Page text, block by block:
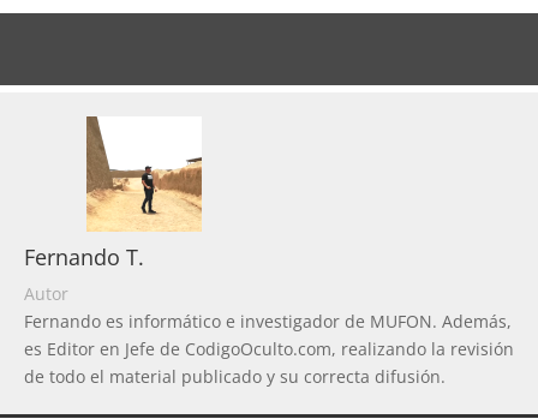
Fernando T.
Autor
Fernando es informático e investigador de MUFON. Además,
es Editor en Jefe de CodigoOculto.com, realizando la revisión
de todo el material publicado y su correcta difusión.